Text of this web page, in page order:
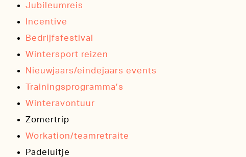
Jubileumreis
Incentive
Bedrijfsfestival
Wintersport reizen
Nieuwjaars/eindejaars events
Trainingsprogramma’s
Winteravontuur
Zomertrip
Workation/teamretraite
Padeluitje